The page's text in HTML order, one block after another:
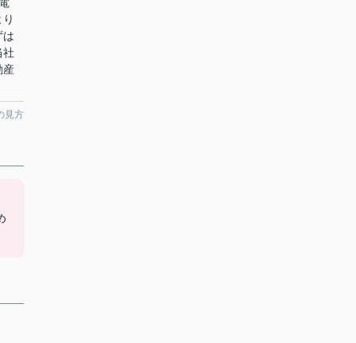
は
社
産
見方